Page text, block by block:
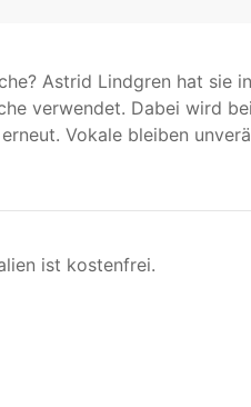
Astrid Lindgren hat sie
verwendet. Dabei wird
Vokale bleiben
ist kostenfrei.